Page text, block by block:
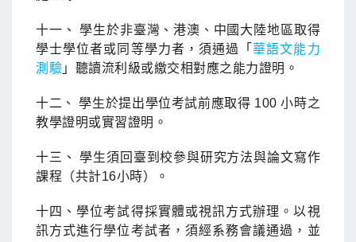
十一、 學生於非臺灣、港澳、中國大陸地區取得
學士學位者或同等學力者，須通過「華語文能力
測驗 」聽讀流利級或繳交相對應之能力證明。
十二、 學生於提出學位考試前應取得 100 小時之
教學證明或實習證明。
十三、 學生須回臺到校參與研究方法與論文寫作
課程（共計16小時）。
十四、學位考試得採實體或視訊方式辦理。以視
訊方式進行學位考試者，須經系務會議通過，並